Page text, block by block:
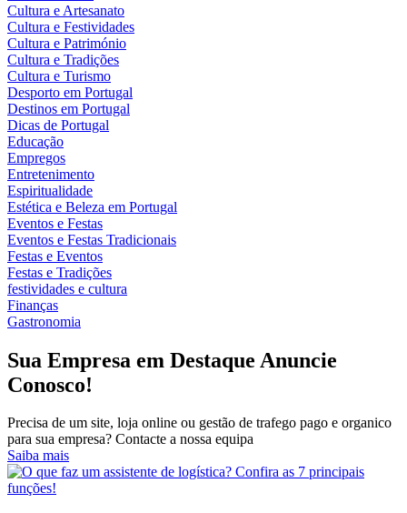
Cultura e Artesanato
Cultura e Festividades
Cultura e Património
Cultura e Tradições
Cultura e Turismo
Desporto em Portugal
Destinos em Portugal
Dicas de Portugal
Educação
Empregos
Entretenimento
Espiritualidade
Estética e Beleza em Portugal
Eventos e Festas
Eventos e Festas Tradicionais
Festas e Eventos
Festas e Tradições
festividades e cultura
Finanças
Gastronomia
Sua Empresa em Destaque Anuncie
Conosco!
Precisa de um site, loja online ou gestão de trafego pago e organico
para sua empresa? Contacte a nossa equipa
Saiba mais